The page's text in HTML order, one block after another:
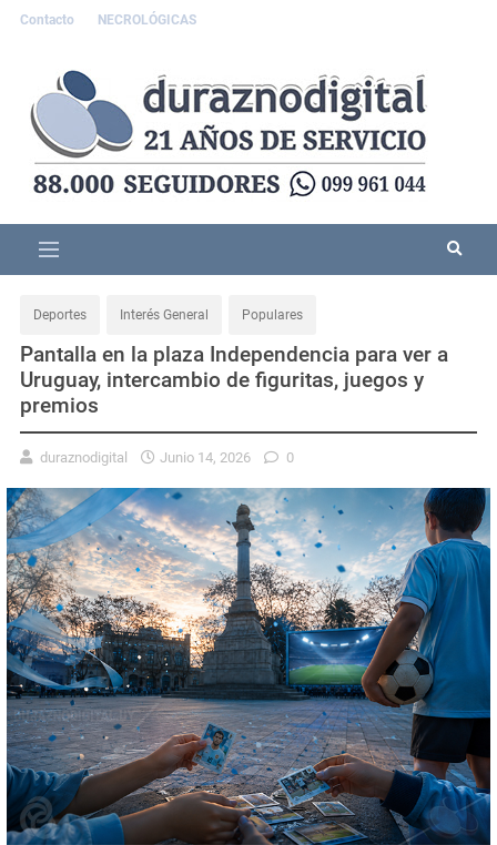
Contacto NECROLÓGICAS
Deportes Interés General Populares
Pantalla en la plaza Independencia para ver a
Uruguay, intercambio de figuritas, juegos y
premios
duraznodigital Junio 14, 2026 0